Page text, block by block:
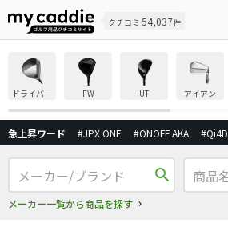
クチコミ 54,037件
ドライバー FW UT アイアン
急上昇ワード #JPX ONE #ONOFF AKA #Qi4D
search
メーカー一覧から商品を探す